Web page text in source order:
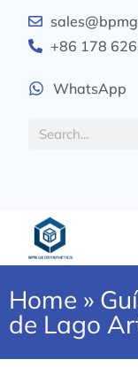
+86 178
WhatsApp
Home »
de Lago